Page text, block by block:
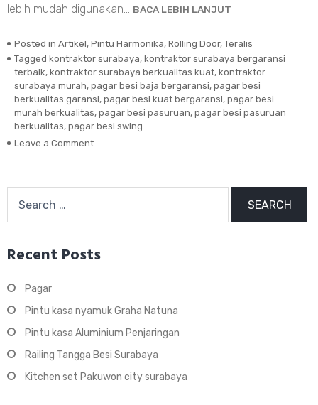
lebih mudah digunakan… BACA LEBIH LANJUT
Posted in Artikel, Pintu Harmonika, Rolling Door, Teralis
Tagged kontraktor surabaya, kontraktor surabaya bergaransi
terbaik, kontraktor surabaya berkualitas kuat, kontraktor
surabaya murah, pagar besi baja bergaransi, pagar besi
berkualitas garansi, pagar besi kuat bergaransi, pagar besi
murah berkualitas, pagar besi pasuruan, pagar besi pasuruan
berkualitas, pagar besi swing
Leave a Comment
for:
Recent Posts
Pagar
Pintu kasa nyamuk Graha Natuna
Pintu kasa Aluminium Penjaringan
Railing Tangga Besi Surabaya
Kitchen set Pakuwon city surabaya